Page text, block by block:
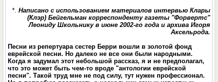
*. Написано с использованием материалов интервью Клары
(Клэр) Бейгельман корреспонденту газеты "Форвертс"
Леониду Школьнику в июне 2002-го года и архива Игоря
Аксельрода.
Песни из репертуара сестер Берри вошли в золотой фонд
еврейской песни. Но далеко не все они были народными.
Когда я задумал этот небольшой рассказ, я и не предполагал,
что это может быть чем-то вроде "антологии еврейской
песни". Такой труд мне не под силу, тут нужен профессионал.